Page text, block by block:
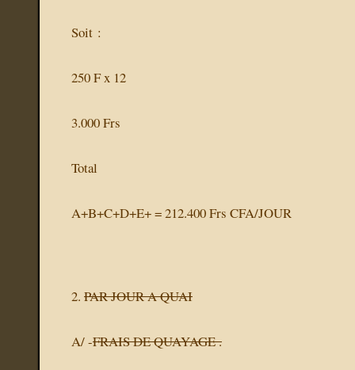
Soit :
250 F x 12
3.000 Frs
Total
A+B+C+D+E+ = 212.400 Frs CFA/JOUR
2. PAR JOUR A QUAI
A/ -FRAIS DE QUAYAGE .